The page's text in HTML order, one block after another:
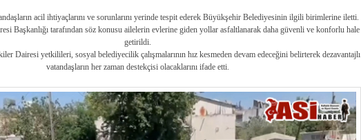
acil ihtiyaçlarını ve sorunlarını yerinde tespit ederek Büyükşehir Belediyesinin ilgili birimlerine iletti.
Başkanlığı tarafından söz konusu ailelerin evlerine giden yollar asfaltlanarak daha güvenli ve konforlu hale
getirildi.
Dairesi yetkilileri, sosyal belediyecilik çalışmalarının hız kesmeden devam edeceğini belirterek dezavantajlı
vatandaşların her zaman destekçisi olacaklarını ifade etti.